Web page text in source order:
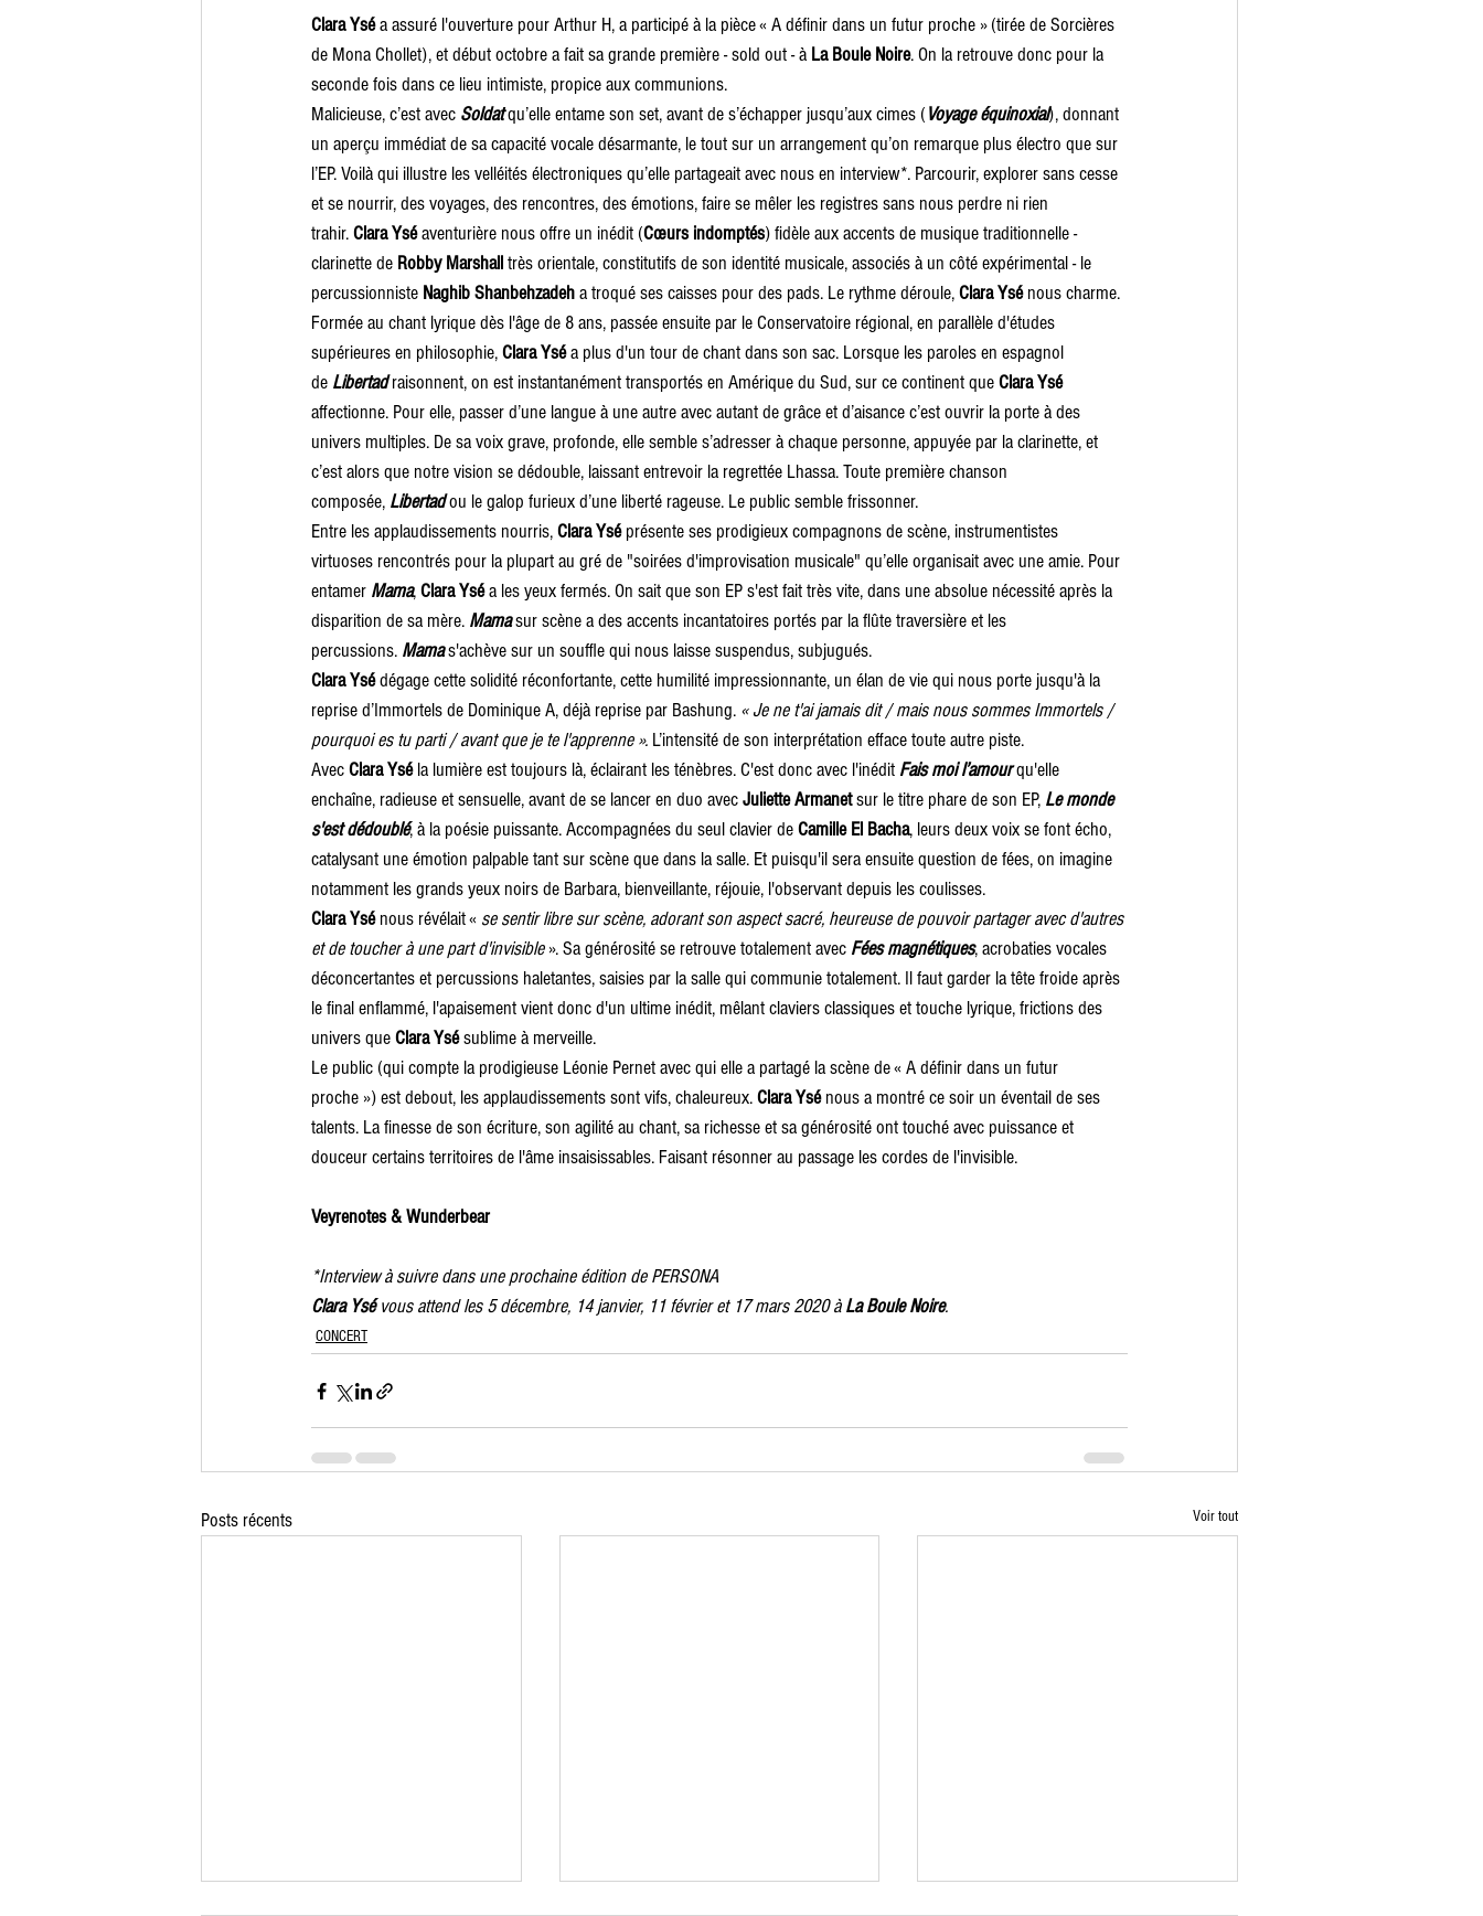
Clara Ysé a assuré l'ouverture pour Arthur H, a participé à la pièce « A définir dans un futur proche » (tirée de Sorcières
de Mona Chollet), et début octobre a fait sa grande première - sold out - à La Boule Noire. On la retrouve donc pour la
seconde fois dans ce lieu intimiste, propice aux communions.
Malicieuse, c’est avec Soldat qu’elle entame son set, avant de s’échapper jusqu’aux cimes (Voyage équinoxial), donnant
un aperçu immédiat de sa capacité vocale désarmante, le tout sur un arrangement qu’on remarque plus électro que sur
l’EP. Voilà qui illustre les velléités électroniques qu’elle partageait avec nous en interview*. Parcourir, explorer sans cesse
et se nourrir, des voyages, des rencontres, des émotions, faire se mêler les registres sans nous perdre ni rien
trahir. Clara Ysé aventurière nous offre un inédit (Cœurs indomptés) fidèle aux accents de musique traditionnelle -
clarinette de Robby Marshall très orientale, constitutifs de son identité musicale, associés à un côté expérimental - le
percussionniste Naghib Shanbehzadeh a troqué ses caisses pour des pads. Le rythme déroule, Clara Ysé nous charme.
Formée au chant lyrique dès l'âge de 8 ans, passée ensuite par le Conservatoire régional, en parallèle d'études
supérieures en philosophie, Clara Ysé a plus d'un tour de chant dans son sac. Lorsque les paroles en espagnol
de Libertad raisonnent, on est instantanément transportés en Amérique du Sud, sur ce continent que Clara Ysé
affectionne. Pour elle, passer d’une langue à une autre avec autant de grâce et d’aisance c’est ouvrir la porte à des
univers multiples. De sa voix grave, profonde, elle semble s’adresser à chaque personne, appuyée par la clarinette, et
c’est alors que notre vision se dédouble, laissant entrevoir la regrettée Lhassa. Toute première chanson
composée, Libertad ou le galop furieux d’une liberté rageuse. Le public semble frissonner.
Entre les applaudissements nourris, Clara Ysé présente ses prodigieux compagnons de scène, instrumentistes
virtuoses rencontrés pour la plupart au gré de "soirées d'improvisation musicale" qu’elle organisait avec une amie. Pour
entamer Mama, Clara Ysé a les yeux fermés. On sait que son EP s'est fait très vite, dans une absolue nécessité après la
disparition de sa mère. Mama sur scène a des accents incantatoires portés par la flûte traversière et les
percussions. Mama s'achève sur un souffle qui nous laisse suspendus, subjugués.
Clara Ysé dégage cette solidité réconfortante, cette humilité impressionnante, un élan de vie qui nous porte jusqu'à la
reprise d’Immortels de Dominique A, déjà reprise par Bashung. « Je ne t'ai jamais dit / mais nous sommes Immortels /
pourquoi es tu parti / avant que je te l'apprenne ». L’intensité de son interprétation efface toute autre piste.
Avec Clara Ysé la lumière est toujours là, éclairant les ténèbres. C'est donc avec l'inédit Fais moi l’amour qu'elle
enchaîne, radieuse et sensuelle, avant de se lancer en duo avec Juliette Armanet sur le titre phare de son EP, Le monde
s'est dédoublé, à la poésie puissante. Accompagnées du seul clavier de Camille El Bacha, leurs deux voix se font écho,
catalysant une émotion palpable tant sur scène que dans la salle. Et puisqu'il sera ensuite question de fées, on imagine
notamment les grands yeux noirs de Barbara, bienveillante, réjouie, l'observant depuis les coulisses.
Clara Ysé nous révélait « se sentir libre sur scène, adorant son aspect sacré, heureuse de pouvoir partager avec d'autres
et de toucher à une part d'invisible ». Sa générosité se retrouve totalement avec Fées magnétiques, acrobaties vocales
déconcertantes et percussions haletantes, saisies par la salle qui communie totalement. Il faut garder la tête froide après
le final enflammé, l'apaisement vient donc d'un ultime inédit, mêlant claviers classiques et touche lyrique, frictions des
univers que Clara Ysé sublime à merveille.
Le public (qui compte la prodigieuse Léonie Pernet avec qui elle a partagé la scène de « A définir dans un futur
proche ») est debout, les applaudissements sont vifs, chaleureux. Clara Ysé nous a montré ce soir un éventail de ses
talents. La finesse de son écriture, son agilité au chant, sa richesse et sa générosité ont touché avec puissance et
douceur certains territoires de l'âme insaisissables. Faisant résonner au passage les cordes de l'invisible.
Veyrenotes & Wunderbear
*Interview à suivre dans une prochaine édition de PERSONA
Clara Ysé vous attend les 5 décembre, 14 janvier, 11 février et 17 mars 2020 à La Boule Noire.
CONCERT
Posts récents Voir tout